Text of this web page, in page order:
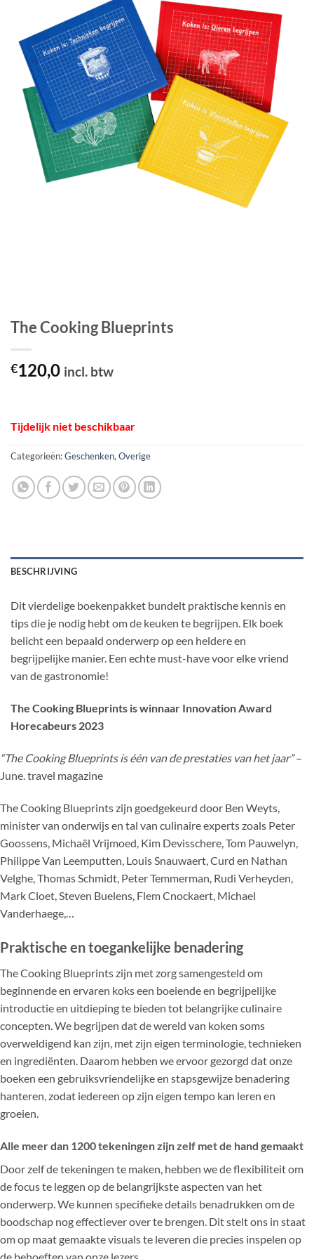
The Cooking Blueprints
€120,0 incl. btw
Tijdelijk niet beschikbaar
Categorieën:Geschenken,Overige
BESCHRIJVING
Dit vierdelige boekenpakket bundelt praktische kennis en
tips die je nodig hebt om de keuken te begrijpen. Elk boek
belicht een bepaald onderwerp op een heldere en
begrijpelijke manier. Een echte must-have voor elke vriend
van de gastronomie!
The Cooking Blueprints is winnaar Innovation Award
Horecabeurs 2023
“The Cooking Blueprints is één van de prestaties van het jaar”–
June. travel magazine
The Cooking Blueprints zijn goedgekeurd door Ben Weyts,
minister van onderwijs en tal van culinaire experts zoals Peter
Goossens, Michaël Vrijmoed, Kim Devisschere, Tom Pauwelyn,
Philippe Van Leemputten, Louis Snauwaert, Curd en Nathan
Velghe, Thomas Schmidt, Peter Temmerman, Rudi Verheyden,
Mark Cloet, Steven Buelens, Flem Cnockaert, Michael
Vanderhaege,…
Praktische en toegankelijke benadering
The Cooking Blueprints zijn met zorg samengesteld om
beginnende en ervaren koks een boeiende en begrijpelijke
introductie en uitdieping te bieden tot belangrijke culinaire
concepten. We begrijpen dat de wereld van koken soms
overweldigend kan zijn, met zijn eigen terminologie, technieken
en ingrediënten. Daarom hebben we ervoor gezorgd dat onze
boeken een gebruiksvriendelijke en stapsgewijze benadering
hanteren, zodat iedereen op zijn eigen tempo kan leren en
groeien.
Alle meer dan 1200 tekeningen zijn zelf met de hand gemaakt
Door zelf de tekeningen te maken, hebben we de flexibiliteit om
de focus te leggen op de belangrijkste aspecten van het
onderwerp. We kunnen specifieke details benadrukken om de
boodschap nog effectiever over te brengen. Dit stelt ons in staat
om op maat gemaakte visuals te leveren die precies inspelen op